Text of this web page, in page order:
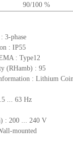
90/100 %
3-phase
: IP55
: Type12
(RHamb) : 95
: Lithium
... 63 Hz
: 200 ... 240 V
mounted